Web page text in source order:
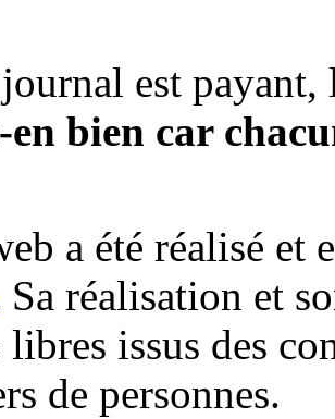
est payant,
bien car
a été réalisé et
Sa réalisation et
issus des
de personnes.